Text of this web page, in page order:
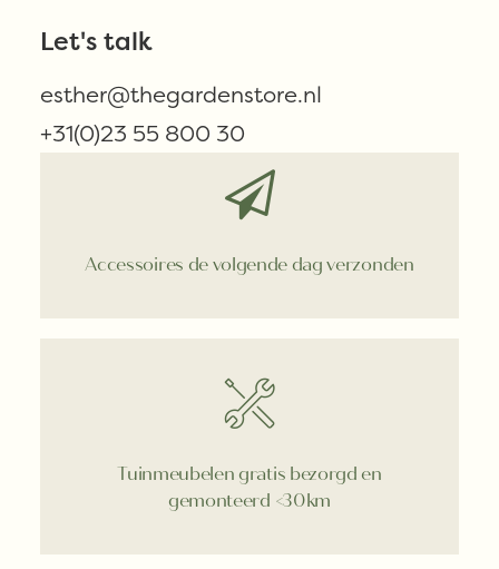
Let's talk
esther@thegardenstore.nl
+31(0)23 55 800 30
Extra productinformatie
Accessoires de volgende dag verzonden
Tuinmeubelen gratis bezorgd en
gemonteerd <30km